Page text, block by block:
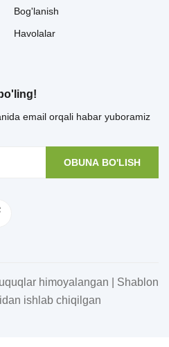
Bog'lanish
Havolalar
email orqali habar yuboramiz
OBUNA BO'LISH
himoyalangan | Shablon
ishlab chiqilgan